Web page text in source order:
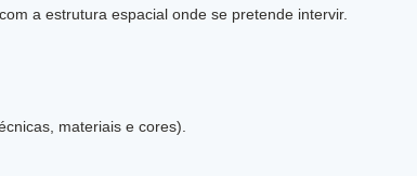
Justificação dos usos propostos e sua compatibilização com a estrutura espacial onde se pretende intervir.
materiais e cores).